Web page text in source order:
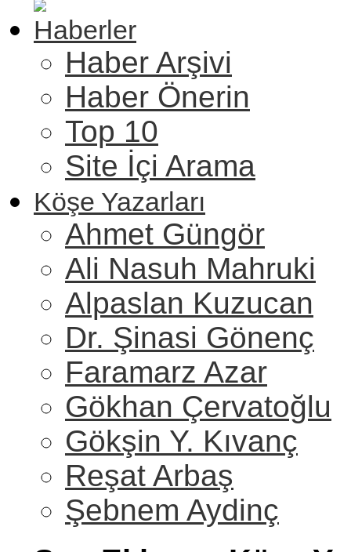
Haberler
Haber Arşivi
Haber Önerin
Top 10
Site İçi Arama
Köşe Yazarları
Ahmet Güngör
Ali Nasuh Mahruki
Alpaslan Kuzucan
Dr. Şinasi Gönenç
Faramarz Azar
Gökhan Çervatoğlu
Gökşin Y. Kıvanç
Reşat Arbaş
Şebnem Aydinç